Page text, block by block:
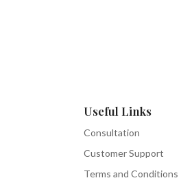
Useful Links
Consultation
Customer Support
Terms and Conditions